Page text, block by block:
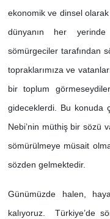
ekonomik ve dinsel
dünyanın her yerinde
sömürgeciler tarafından
topraklarımıza ve
bir toplum
gideceklerdi. Bu konuda
Nebi’nin müthiş bir sözü
sömürülmeye müsait
sözden gelmektedir.
Günümüzde halen,
kalıyoruz. Türkiye’de